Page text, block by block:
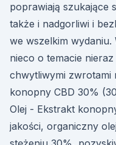
poprawiają szukające
także i nadgorliwi i
we wszelkim
nieco o temacie
chwytliwymi zwrotami
konopny CBD 30%
Olej - Ekstrakt
jakości, organiczny